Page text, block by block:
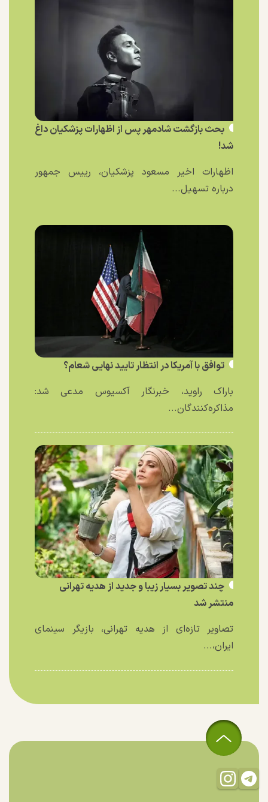
بحث بازگشت شادمهر پس از اظهارات پزشکیان داغ
شد!
اظهارات اخیر مسعود پزشکیان، رییس جمهور
درباره تسهیل...
توافق با آمریکا در انتظار تایید نهایی شعام؟
باراک راوید، خبرنگار آکسیوس مدعی شد:
مذاکره‌کنندگان...
چند تصویر بسیار زیبا و جدید از هدیه تهرانی
منتشر شد
تصاویر تازه‌ای از هدیه تهرانی، بازیگر سینمای
ایران،...